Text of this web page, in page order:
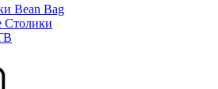
Bean Bag
Столики